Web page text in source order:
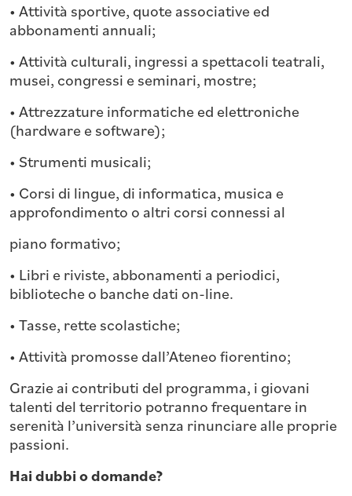
• Attività sportive, quote associative ed
abbonamenti annuali;
• Attività culturali, ingressi a spettacoli teatrali,
musei, congressi e seminari, mostre;
• Attrezzature informatiche ed elettroniche
(hardware e software);
• Strumenti musicali;
• Corsi di lingue, di informatica, musica e
approfondimento o altri corsi connessi al
piano formativo;
• Libri e riviste, abbonamenti a periodici,
biblioteche o banche dati on-line.
• Tasse, rette scolastiche;
• Attività promosse dall’Ateneo fiorentino;
Grazie ai contributi del programma, i giovani
talenti del territorio potranno frequentare in
serenità l’università senza rinunciare alle proprie
passioni.
Hai dubbi o domande?